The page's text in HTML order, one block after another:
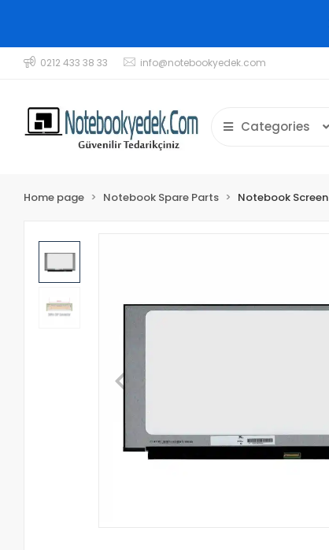
0212 433 38 33 info@notebookyedek.com
Categories
Home page Notebook Spare Parts Notebook Screen